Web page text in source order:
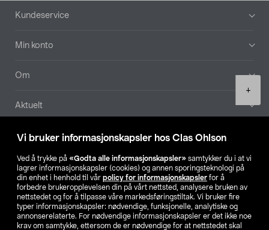
Vi bruker informasjonskapsler hos Clas Ohlson
Ved å trykke på «Godta alle informasjonskapsler» samtykker du i at vi
lagrer informasjonskapsler (cookies) og annen sporingsteknologi på
din enhet i henhold til vår policy for informasjonskapsler for å
forbedre brukeropplevelsen din på vårt nettsted, analysere bruken av
nettstedet og for å tilpasse våre markedsføringstiltak. Vi bruker fire
typer informasjonskapsler: nødvendige, funksjonelle, analytiske og
annonserelaterte. For nødvendige informasjonskapsler er det ikke noe
krav om samtykke, ettersom de er nødvendige for at nettstedet skal
+
Bunntekst
Kundeservice
Min konto
Om
Aktuelt
Våre selskaper
Finn din butikk
SE NO FI